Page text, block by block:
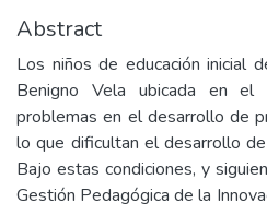
Abstract
Los niños de educación inicial
Benigno Vela ubicada en el
problemas en el desarrollo de
lo que dificultan el desarrollo
Bajo estas condiciones, y
Gestión Pedagógica de la